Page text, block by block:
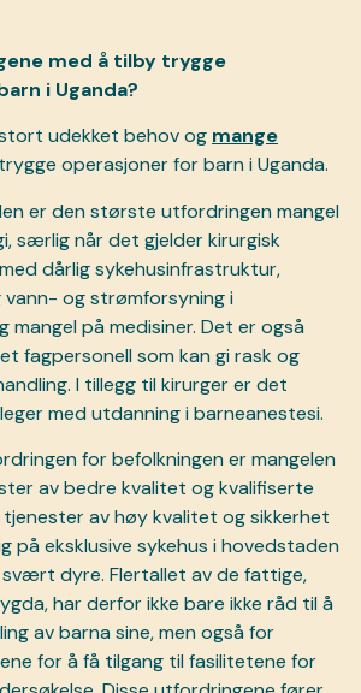
med å tilby trygge
i Uganda?
udekket behov og mange
operasjoner for barn i Uganda.
er den største utfordringen mangel
særlig når det gjelder kirurgisk
dårlig sykehusinfrastruktur,
og strømforsyning i
mangel på medisiner. Det er også
fagpersonell som kan gi rask og
I tillegg til kirurger er det
med utdanning i barneanestesi.
for befolkningen er mangelen
av bedre kvalitet og kvalifiserte
tjenester av høy kvalitet og sikkerhet
på eksklusive sykehus i hovedstaden
svært dyre. Flertallet av de fattige,
har derfor ikke bare ikke råd til å
av barna sine, men også for
for å få tilgang til fasilitetene for